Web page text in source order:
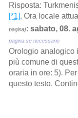
Risposta:
[*1], Ora locale
pagina): sabato, 08.
pagina se necessario
Orologio analogico
più comune di
oraria in ore: 5).
questo testo.